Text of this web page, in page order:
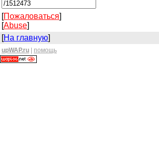
[Пожаловаться]
[Abuse]
[На главную]
upWAP.ru помощь